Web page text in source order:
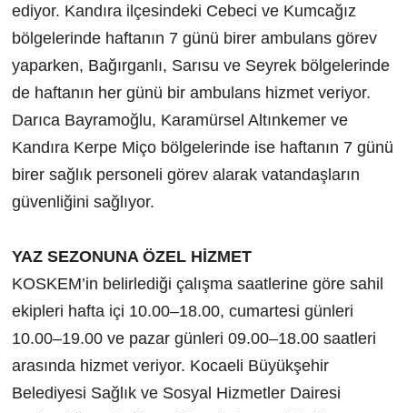
ediyor. Kandıra ilçesindeki Cebeci ve Kumcağız
bölgelerinde haftanın 7 günü birer ambulans görev
yaparken, Bağırganlı, Sarısu ve Seyrek bölgelerinde
de haftanın her günü bir ambulans hizmet veriyor.
Darıca Bayramoğlu, Karamürsel Altınkemer ve
Kandıra Kerpe Miço bölgelerinde ise haftanın 7 günü
birer sağlık personeli görev alarak vatandaşların
güvenliğini sağlıyor.
YAZ SEZONUNA ÖZEL HİZMET
KOSKEM’in belirlediği çalışma saatlerine göre sahil
ekipleri hafta içi 10.00–18.00, cumartesi günleri
10.00–19.00 ve pazar günleri 09.00–18.00 saatleri
arasında hizmet veriyor. Kocaeli Büyükşehir
Belediyesi Sağlık ve Sosyal Hizmetler Dairesi